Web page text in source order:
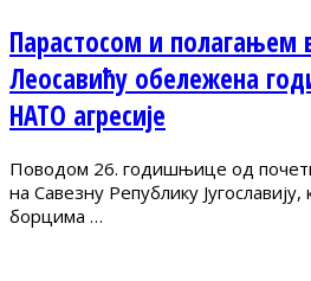
Парастосом и полагањем
Леосавићу обележена
НАТО агресије
Поводом 26. годишњице од
на Савезну Републику
борцима …